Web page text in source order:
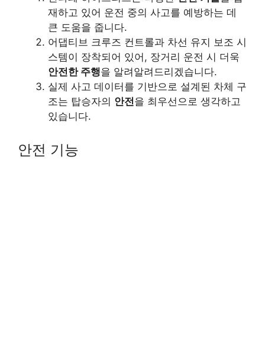
재하고 있어 운전 중의 사고를 예방하는 데
큰 도움을 줍니다.
어댑티브 크루즈 컨트롤과 차선 유지 보조 시
스템이 장착되어 있어, 장거리 운전 시 더욱
안전한 주행을 알려알려드리겠습니다.
실제 사고 데이터를 기반으로 설계된 차체 구
조는 탑승자의 안전을 최우선으로 생각하고
있습니다.
안전 기능